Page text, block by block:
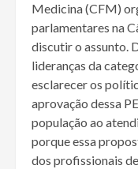
Medicina (CFM)
parlamentares na
discutir o assunto.
lideranças da
esclarecer os
aprovação dessa
população ao
porque essa
dos profissionais